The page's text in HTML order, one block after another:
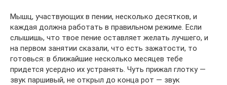
Мышц, участвующих в пении, несколько десятков, и
каждая должна работать в правильном режиме. Если
слышишь, что твое пение оставляет желать лучшего, и
на первом занятии сказали, что есть зажатости, то
готовься: в ближайшие несколько месяцев тебе
придется усердно их устранять. Чуть прижал глотку —
звук паршивый, не открыл до конца рот — звук